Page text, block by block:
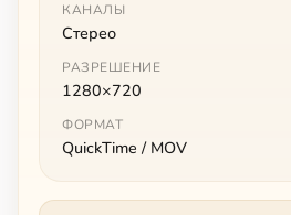
КАНАЛЫ
Стерео
РАЗРЕШЕНИЕ
1280×720
ФОРМАТ
QuickTime / MOV